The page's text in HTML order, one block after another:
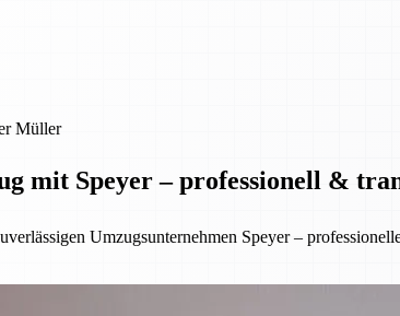
Müller
mit Speyer – professionell &
Umzugsunternehmen Speyer –